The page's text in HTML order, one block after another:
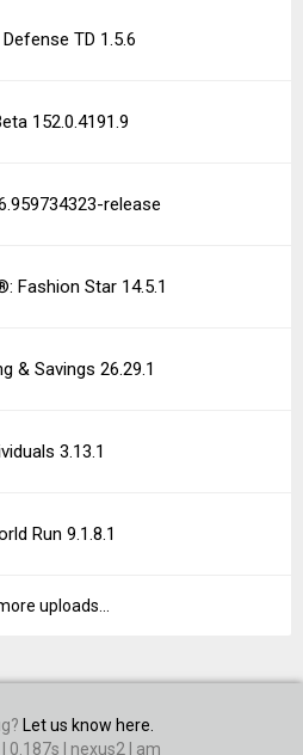
TD 1.5.6
152.0.4191.9
release
Fashion Star 14.5.1
& Savings 26.29.1
3.13.1
Run 9.1.8.1
uploads...
Let us know here.
0.187s | nexus2 | am